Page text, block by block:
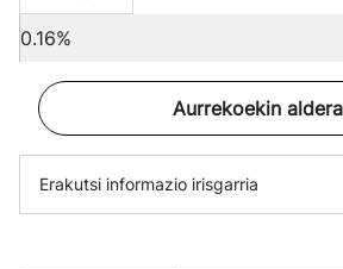
0.16%
Aurrekoekin
Erakutsi informazio irisgarria